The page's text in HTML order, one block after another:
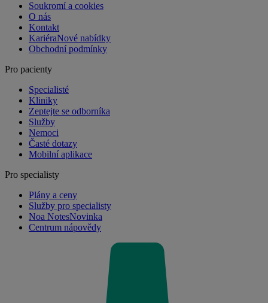
Soukromí a cookies
O nás
Kontakt
KariéraNové nabídky
Obchodní podmínky
Pro pacienty
Specialisté
Kliniky
Zeptejte se odborníka
Služby
Nemoci
Časté dotazy
Mobilní aplikace
Pro specialisty
Plány a ceny
Služby pro specialisty
Noa NotesNovinka
Centrum nápovědy